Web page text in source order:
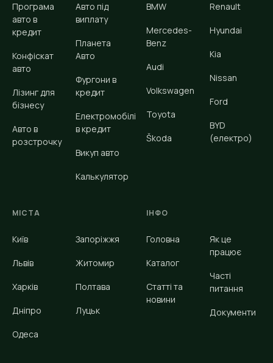
Програма
авто в
кредит
Конфіскат
авто
Лізинг для
бізнесу
Авто в
розстрочку
Авто під
виплату
Планета
Авто
Фургони в
кредит
Електромобілі
в кредит
Викуп авто
Калькулятор
BMW
Mercedes-
Benz
Audi
Volkswagen
Toyota
Škoda
Renault
Hyundai
Kia
Nissan
Ford
BYD
(електро)
МІСТА
Київ
Львів
Харків
Дніпро
Одеса
Запоріжжя
Житомир
Полтава
Луцьк
ІНФО
Головна
Каталог
Статті та
новини
Як це
працює
Часті
питання
Документи